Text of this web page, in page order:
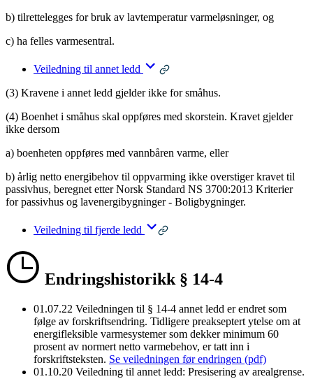
b) tilrettelegges for bruk av lavtemperatur varmeløsninger, og
c) ha felles varmesentral.
Veiledning til annet ledd
(3) Kravene i annet ledd gjelder ikke for småhus.
(4) Boenhet i småhus skal oppføres med skorstein. Kravet gjelder
ikke dersom
a) boenheten oppføres med vannbåren varme, eller
b) årlig netto energibehov til oppvarming ikke overstiger kravet til
passivhus, beregnet etter Norsk Standard NS 3700:2013 Kriterier
for passivhus og lavenergibygninger - Boligbygninger.
Veiledning til fjerde ledd
Endringshistorikk § 14-4
01.07.22 Veiledningen til § 14-4 annet ledd er endret som
følge av forskriftsendring. Tidligere preakseptert ytelse om at
energifleksible varmesystemer som dekker minimum 60
prosent av normert netto varmebehov, er tatt inn i
forskriftsteksten. Se veiledningen før endringen (pdf)
01.10.20 Veiledning til annet ledd: Presisering av arealgrense.